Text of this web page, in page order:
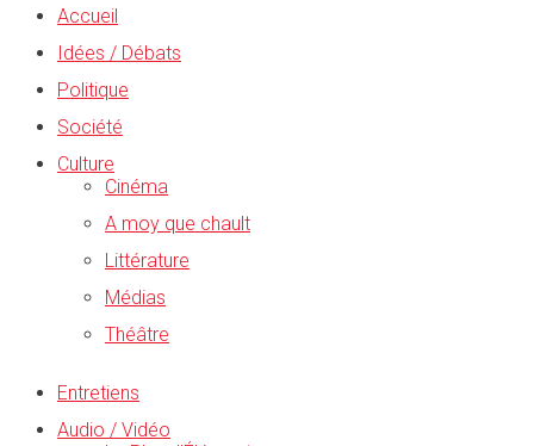
Accueil
Idées / Débats
Politique
Société
Culture
Cinéma
A moy que chault
Littérature
Médias
Théâtre
Entretiens
Audio / Vidéo